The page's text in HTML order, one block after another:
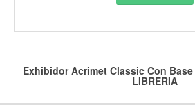
Exhibidor Acrimet Classic Con Base
LIBRERIA